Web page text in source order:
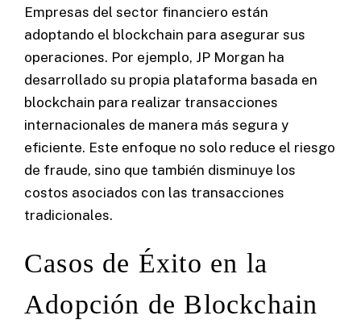
Empresas del sector financiero están
adoptando el blockchain para asegurar sus
operaciones. Por ejemplo, JP Morgan ha
desarrollado su propia plataforma basada en
blockchain para realizar transacciones
internacionales de manera más segura y
eficiente. Este enfoque no solo reduce el riesgo
de fraude, sino que también disminuye los
costos asociados con las transacciones
tradicionales.
Casos de Éxito en la
Adopción de Blockchain